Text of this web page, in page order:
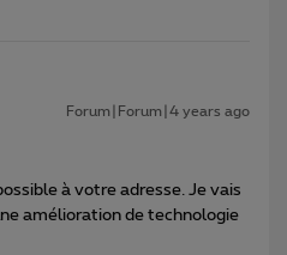
Forum|Forum|4 years ago
à votre adresse. Je vais
amélioration de technologie